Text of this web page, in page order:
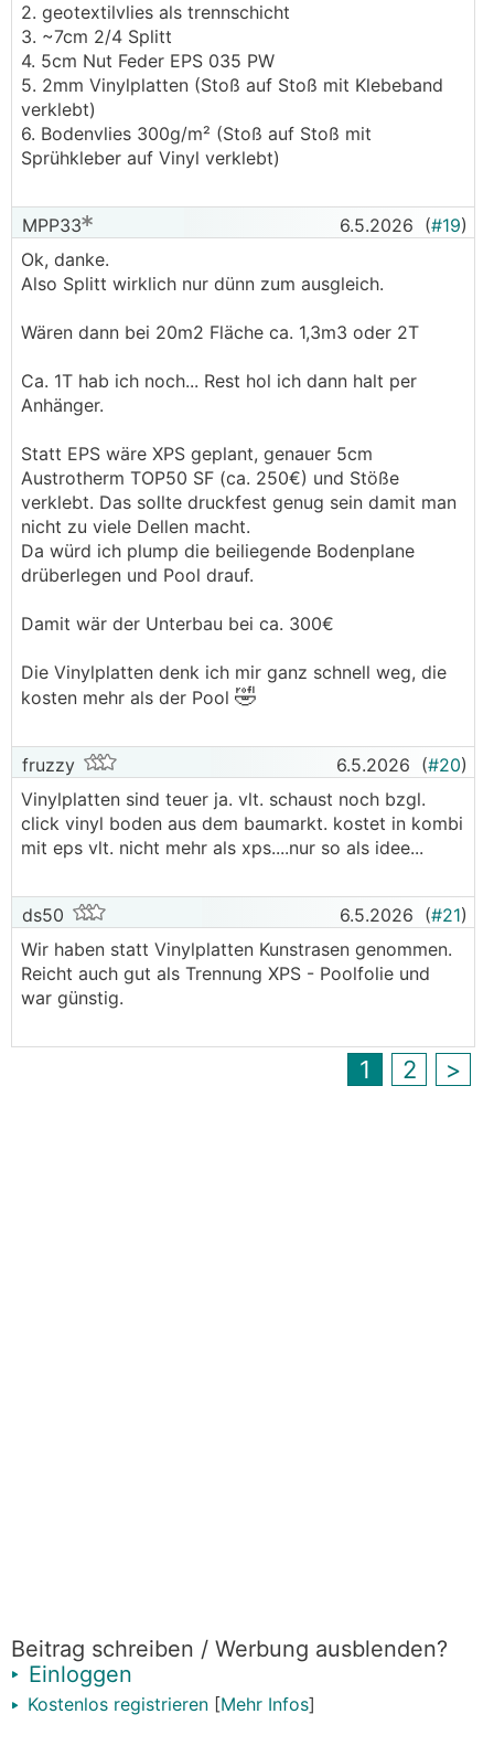
2. geotextilvlies als trennschicht
3. ~7cm 2/4 Splitt
4. 5cm Nut Feder EPS 035 PW
5. 2mm Vinylplatten (Stoß auf Stoß mit Klebeband
verklebt)
6. Bodenvlies 300g/m² (Stoß auf Stoß mit
Sprühkleber auf Vinyl verklebt)
MPP33 6.5.2026 (#19)
Ok, danke.
Also Splitt wirklich nur dünn zum ausgleich.
Wären dann bei 20m2 Fläche ca. 1,3m3 oder 2T
Ca. 1T hab ich noch... Rest hol ich dann halt per
Anhänger.
Statt EPS wäre XPS geplant, genauer 5cm
Austrotherm TOP50 SF (ca. 250€) und Stöße
verklebt. Das sollte druckfest genug sein damit man
nicht zu viele Dellen macht.
Da würd ich plump die beiliegende Bodenplane
drüberlegen und Pool drauf.
Damit wär der Unterbau bei ca. 300€
Die Vinylplatten denk ich mir ganz schnell weg, die
kosten mehr als der Pool 🤣
fruzzy 6.5.2026 (#20)
Vinylplatten sind teuer ja. vlt. schaust noch bzgl.
click vinyl boden aus dem baumarkt. kostet in kombi
mit eps vlt. nicht mehr als xps....nur so als idee...
ds50 6.5.2026 (#21)
Wir haben statt Vinylplatten Kunstrasen genommen.
Reicht auch gut als Trennung XPS - Poolfolie und
war günstig.
1 2 >
Beitrag schreiben / Werbung ausblenden?
Einloggen
Kostenlos registrieren [Mehr Infos]